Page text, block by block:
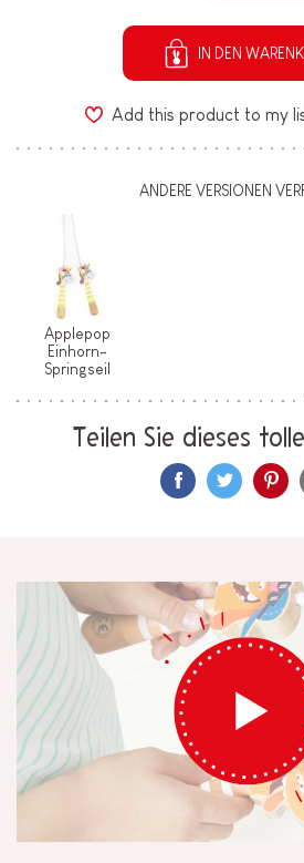
IN DEN
Add this product to my
ANDERE VERSIONEN
Applepop
Einhorn-
Springseil
Teilen Sie dieses